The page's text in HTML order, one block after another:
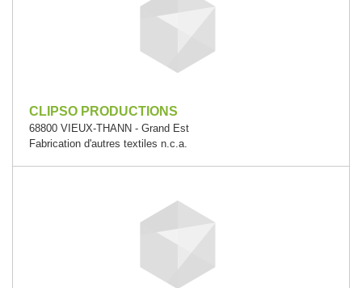
CLIPSO PRODUCTIONS
68800 VIEUX-THANN - Grand Est
Fabrication d'autres textiles n.c.a.